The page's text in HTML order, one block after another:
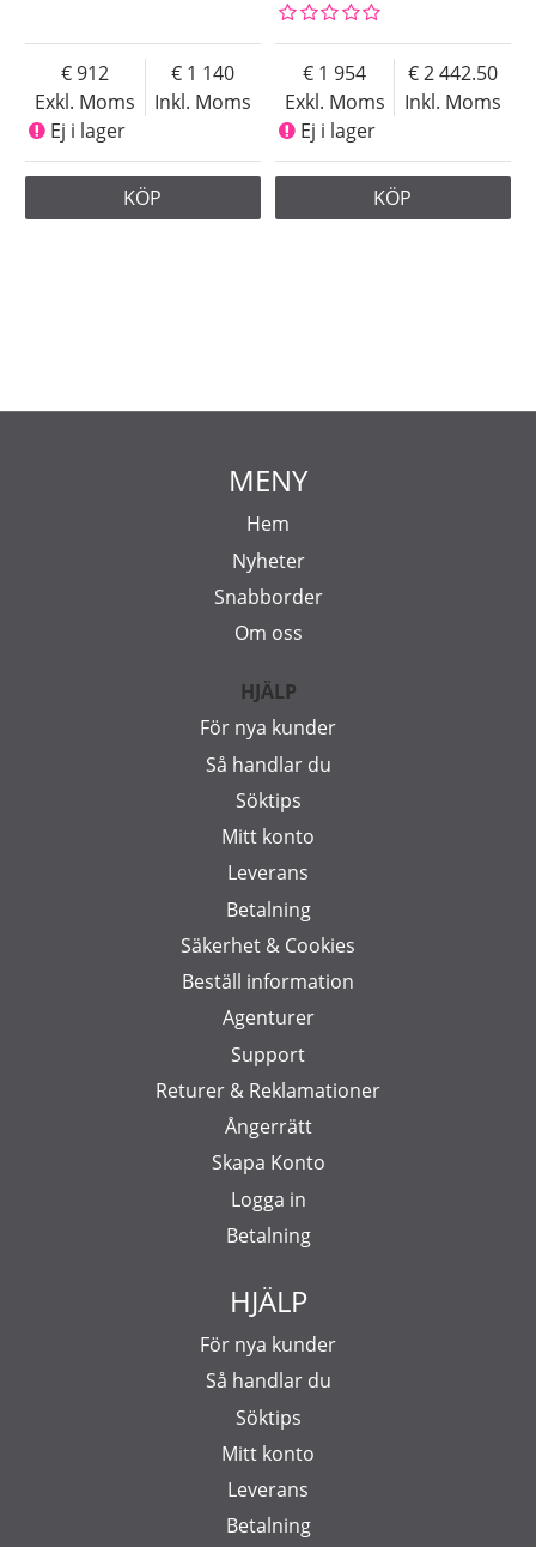
Exkl. Moms
912
Inkl. Moms
1 140
Ej i lager
KÖP
Exkl. Moms
1 954
Inkl. Moms
2 442.50
Ej i lager
KÖP
MENY
Hem
Nyheter
Snabborder
Om oss
HJÄLP
För nya kunder
Så handlar du
Söktips
Mitt konto
Leverans
Betalning
Säkerhet & Cookies
Beställ information
Agenturer
Support
Returer & Reklamationer
Ångerrätt
Skapa Konto
Logga in
Betalning
HJÄLP
För nya kunder
Så handlar du
Söktips
Mitt konto
Leverans
Betalning